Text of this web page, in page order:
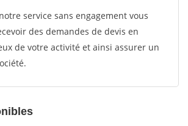
service sans engagement vous
des demandes de devis en
de votre activité et ainsi assurer un